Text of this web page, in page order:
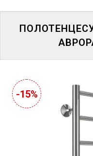
ДИЗАЙН
И
АКЦИИ
-15%